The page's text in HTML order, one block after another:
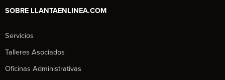
SOBRE LLANTAENLINEA.COM
Servicios
Talleres Asociados
Oficinas Administrativas